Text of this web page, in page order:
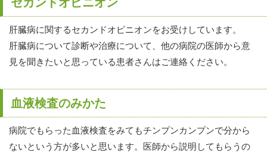
肝臓病に関するセカンドオピニオンをお受けしています。
肝臓病について診断や治療について、他の病院の医師から意
見を聞きたいと思っている患者さんはご連絡ください。
血液検査のみかた
病院でもらった血液検査をみてもチンプンカンプンで分から
ないという方が多いと思います。医師から説明してもらうの